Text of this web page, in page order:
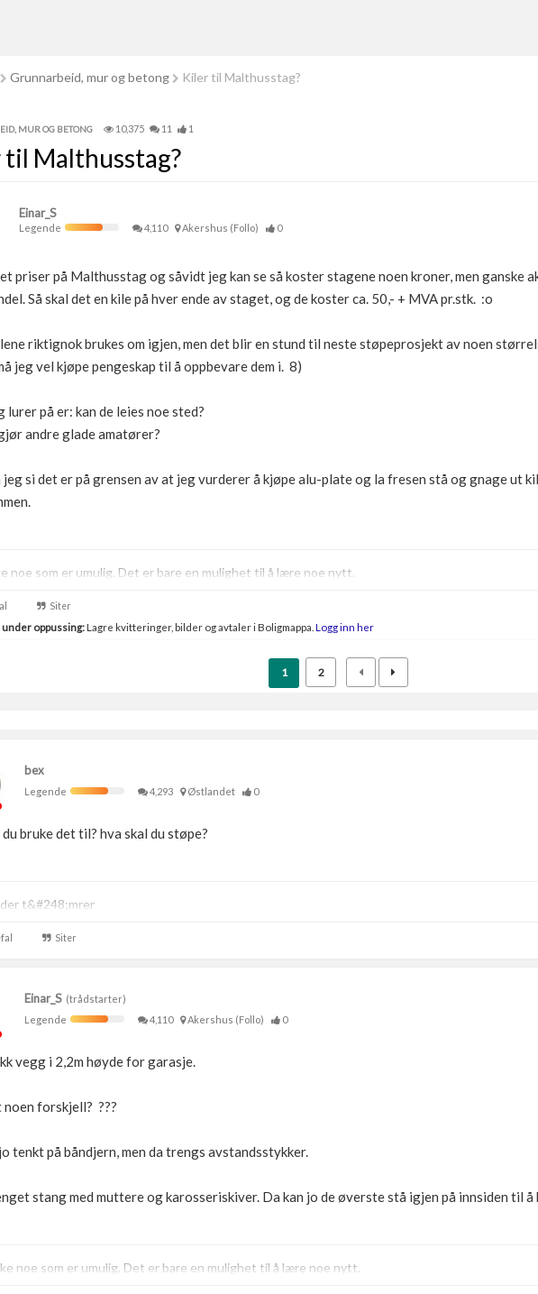
Grunnarbeid, mur og betong Kiler til Malthusstag?
MUR OG BETONG 10,375 11 1
til Malthusstag?
Einar_S
Legende 4,110 Akershus (Follo) 0
priser på Malthusstag og såvidt jeg kan se så koster stagene noen kroner, men ganske
Så skal det en kile på hver ende av staget, og de koster ca. 50,- + MVA pr.stk. :o
riktignok brukes om igjen, men det blir en stund til neste støpeprosjekt av noen
jeg vel kjøpe pengeskap til å oppbevare dem i. 8)
lurer på er: kan de leies noe sted?
andre glade amatører?
jeg si det er på grensen av at jeg vurderer å kjøpe alu-plate og la fresen stå og gnage ut
noe som er umulig. Det er bare en mulighet til å lære noe nytt.
Siter
oppussing:Lagre kvitteringer, bilder og avtaler i Boligmappa. Logg inn her
1 2
bex
Legende
4,293 Østlandet 0
bruke det til? hva skal du støpe?
t&#248;mrer
Siter
Einar_S (trådstarter)
Legende
4,110 Akershus (Follo) 0
vegg i 2,2m høyde for garasje.
noen forskjell? ???
tenkt på båndjern, men da trengs avstandsstykker.
stang med muttere og karosseriskiver. Da kan jo de øverste stå igjen på innsiden til å
noe som er umulig. Det er bare en mulighet til å lære noe nytt.